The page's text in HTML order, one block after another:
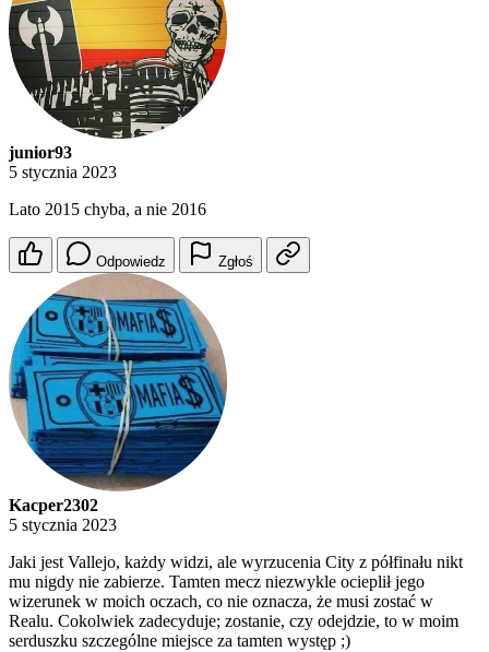
junior93
5 stycznia 2023
Lato 2015 chyba, a nie 2016
Odpowiedz Zgłoś
Kacper2302
5 stycznia 2023
Jaki jest Vallejo, każdy widzi, ale wyrzucenia City z półfinału nikt
mu nigdy nie zabierze. Tamten mecz niezwykle ocieplił jego
wizerunek w moich oczach, co nie oznacza, że musi zostać w
Realu. Cokolwiek zadecyduje; zostanie, czy odejdzie, to w moim
serduszku szczególne miejsce za tamten występ ;)